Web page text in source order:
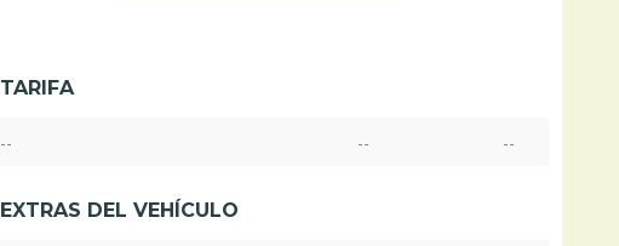
TARIFA
-- -- --
EXTRAS DEL VEHÍCULO